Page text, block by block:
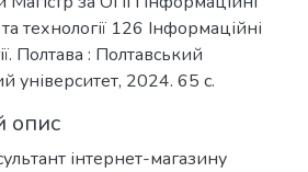
технології 126 Інформаційні
Полтава : Полтавський
університет, 2024. 65 с.
опис
інтернет-магазину